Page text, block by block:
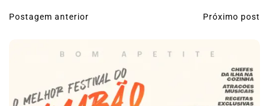
N
g
Postagem anterior Próximo post